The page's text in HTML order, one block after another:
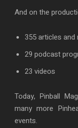
And on the
355 articles and
29 podcast
23 videos
Today, Pinball
many more
events.